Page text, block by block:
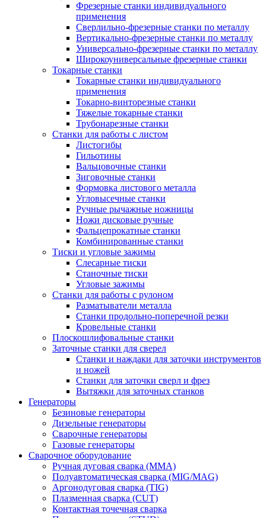
Фрезерные станки индивидуального
применения
Сверлильно-фрезерные станки по металлу
Вертикально-фрезерные станки по металлу
Универсально-фрезерные станки по металлу
Широкоуниверсальные фрезерные станки
Токарные станки
Токарные станки индивидуального
применения
Токарно-винторезные станки
Тяжелые токарные станки
Трубонарезные станки
Станки для работы с листом
Листогибы
Гильотины
Вальцовочные станки
Зиговочные станки
Формовка листового металла
Угловысечные станки
Ручные рычажные ножницы
Ножи дисковые ручные
Фальцепрокатные станки
Комбинированные станки
Тиски и угловые зажимы
Слесарные тиски
Станочные тиски
Угловые зажимы
Станки для работы с рулоном
Разматыватели металла
Станки продольно-поперечной резки
Кровельные станки
Плоскошлифовальные станки
Заточные станки для сверел
Станки и наждаки для заточки инструментов
и ножей
Станки для заточки сверл и фрез
Вытяжки для заточных станков
Генераторы
Безиновые генераторы
Дизельные генераторы
Сварочные генераторы
Газовые генераторы
Сварочное оборудование
Ручная дуговая сварка (MMA)
Полуавтоматическая сварка (MIG/MAG)
Аргонодуговая сварка (TIG)
Плазменная сварка (CUT)
Контактная точечная сварка